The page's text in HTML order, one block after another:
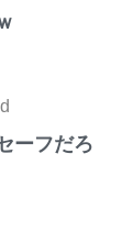
ーフだろ